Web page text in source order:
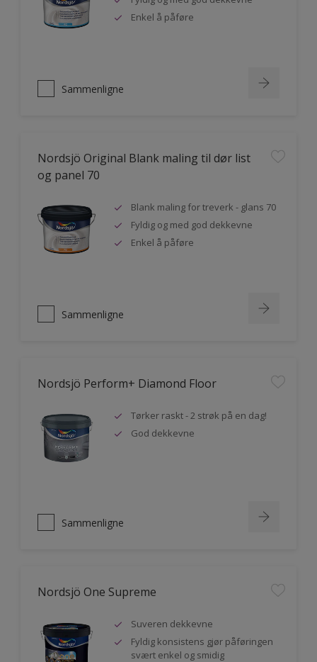
Enkel å påføre
Sammenligne
Nordsjö Original Blank maling til dør list
og panel 70
Blank maling for treverk - glans 70
Fyldig og med god dekkevne
Enkel å påføre
Sammenligne
Nordsjö Perform+ Diamond Floor
Tørker raskt - 2 strøk på en dag!
God dekkevne
Sammenligne
Nordsjö One Supreme
Suveren dekkevne
Fyldig konsistens gjør påføringen
svært enkel og smidig